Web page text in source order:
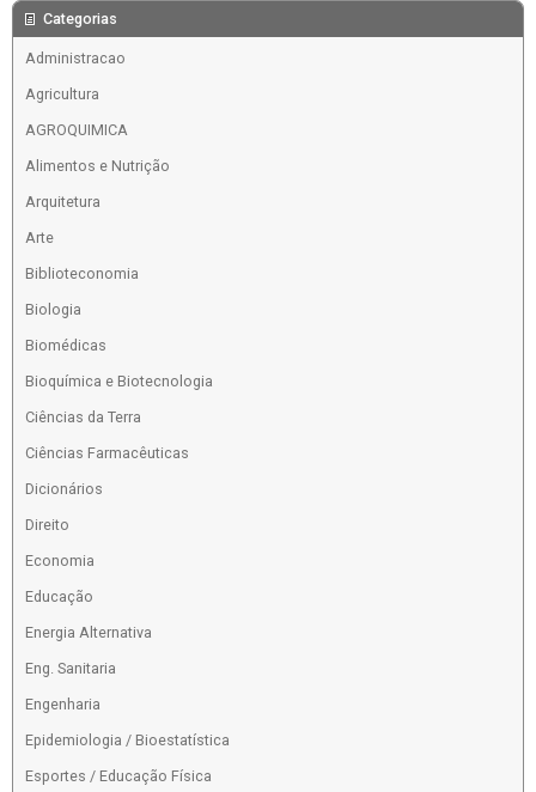
Categorias
Administracao
Agricultura
AGROQUIMICA
Alimentos e Nutrição
Arquitetura
Arte
Biblioteconomia
Biologia
Biomédicas
Bioquímica e Biotecnologia
Ciências da Terra
Ciências Farmacêuticas
Dicionários
Direito
Economia
Educação
Energia Alternativa
Eng. Sanitaria
Engenharia
Epidemiologia / Bioestatística
Esportes / Educação Física